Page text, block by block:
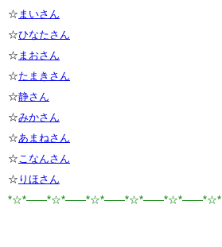
☆ まいさん
☆ひなたさん
☆ まおさん
☆たまきさん
☆静さん
☆みかさん
☆あまねさん
☆こなんさん
☆ りほさん
*☆*――*☆*――*☆*――*☆*――*☆*――*☆*